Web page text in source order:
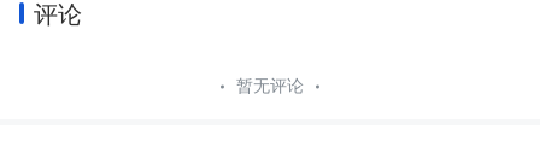
评论
暂无评论